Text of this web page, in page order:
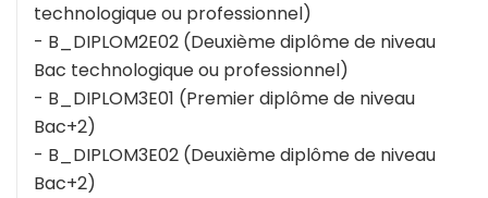
technologique ou professionnel)
- B_DIPLOM2E02 (Deuxième diplôme de niveau
Bac technologique ou professionnel)
- B_DIPLOM3E01 (Premier diplôme de niveau
Bac+2)
- B_DIPLOM3E02 (Deuxième diplôme de niveau
Bac+2)